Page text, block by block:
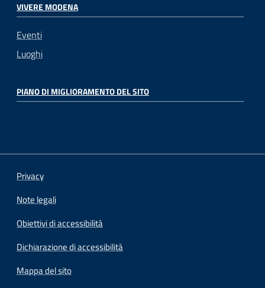
VIVERE MODENA
Eventi
Luoghi
PIANO DI MIGLIORAMENTO DEL SITO
Privacy
Note legali
Obiettivi di accessibilità
Dichiarazione di accessibilità
Mappa del sito